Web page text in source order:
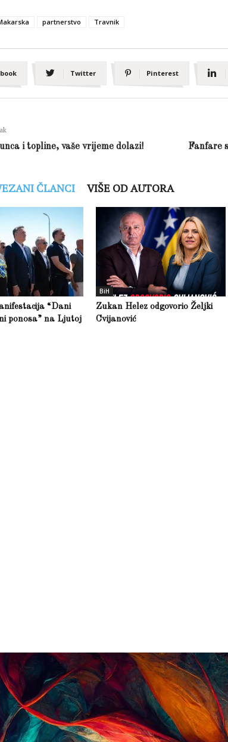
partnerstvo Travnik
Twitter Pinterest
i topline, vaše vrijeme dolazi! Fanfare
ČLANCI VIŠE OD AUTORA
“Dani
ponosa” na Ljutoj
BiH
Zukan Helez odgovorio Željki
Cvijanović